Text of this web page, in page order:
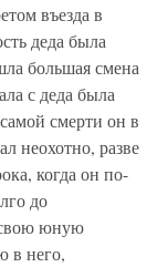
въезда в
деда была
большая смена
с деда была
смерти он в
неохотно, разве
когда он по-
до
юную
в него,